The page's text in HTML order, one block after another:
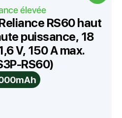
élevée
RS60 haut
puissance, 18
V, 150 A max.
RS60)